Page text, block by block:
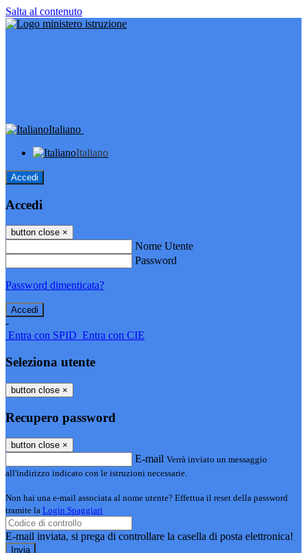
Salta al contenuto
Italiano
Italiano
Accedi
Accedi
button close ×
Nome Utente
Password
Password dimenticata?
-
Entra con SPID Entra con CIE
Seleziona utente
button close ×
Recupero password
button close ×
E-mail Verrà inviato un messaggio
all'indirizzo indicato con le istruzioni necessarie.
Non hai una e-mail associata al nome utente? Effettua il reset della password
tramite la Login Spaggiari
E-mail inviata, si prega di controllare la casella di posta elettronica!